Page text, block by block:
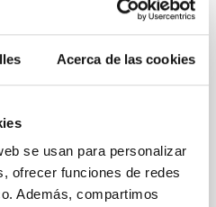
Acerca de las cookies
se usan para personalizar
ofrecer funciones de redes
Además, compartimos
with Dense
model of star formation,
between the magnetic
dense cores and the
A. Pandhi et al. showed